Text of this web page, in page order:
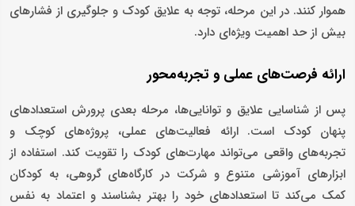
هموار کنند. در این مرحله، توجه به علایق کودک و جلوگیری از فشارهای
بیش از حد اهمیت ویژه‌ای دارد.
ارائه فرصت‌های عملی و تجربه‌محور
پس از شناسایی علایق و توانایی‌ها، مرحله بعدی پرورش استعدادهای
پنهان کودک است. ارائه فعالیت‌های عملی، پروژه‌های کوچک و
تجربه‌های واقعی می‌تواند مهارت‌های کودک را تقویت کند. استفاده از
ابزارهای آموزشی متنوع و شرکت در کارگاه‌های گروهی، به کودکان
کمک می‌کند تا استعدادهای خود را بهتر بشناسند و اعتماد به نفس